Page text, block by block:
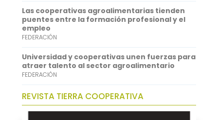
Las cooperativas agroalimentarias tienden
puentes entre la formación profesional y el
empleo
FEDERACIÓN
Universidad y cooperativas unen fuerzas para
atraer talento al sector agroalimentario
FEDERACIÓN
REVISTA TIERRA COOPERATIVA